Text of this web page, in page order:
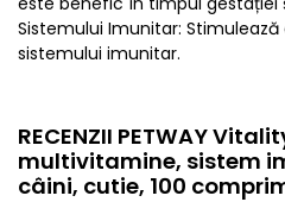
Sistemului Imunitar:
sistemului imunitar.
RECENZII PETWAY
multivitamine, sistem
câini, cutie, 100